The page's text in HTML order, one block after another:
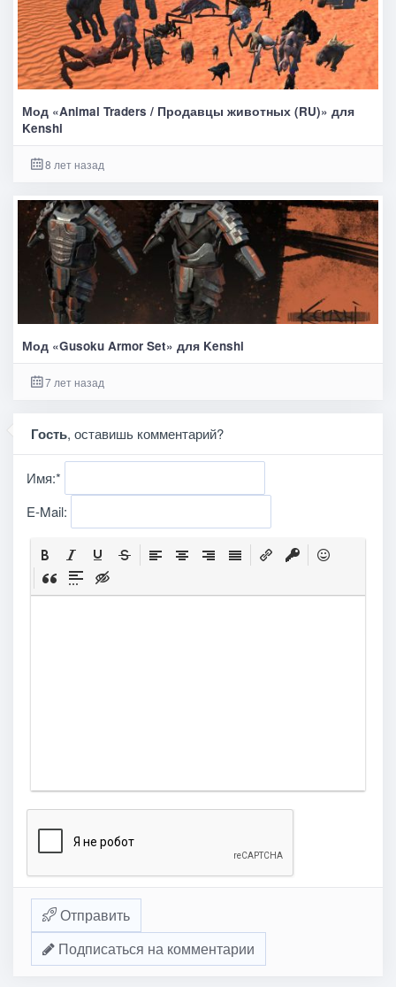
Мод «Animal Traders / Продавцы животных (RU)» для
Kenshi
8 лет назад
Мод «Gusoku Armor Set» для Kenshi
7 лет назад
Гость, оставишь комментарий?
Имя:*
E-Mail:
Отправить
Подписаться на комментарии